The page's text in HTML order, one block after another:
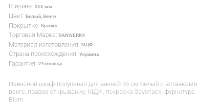
Ширина: 350 мм
Цвет: Белый, Венге
Покрытие: Краска
Торговая Марка: SANWERK®
Материал изготовления: МДФ
Страна происхождения: Украина
Гарантия: 24 месяца
Навесной шкаф-полупенал для ванной 35 см белый с вставками
венге, правое открывание, МДФ, покраска Sayerlack, фурнитура
Blum.